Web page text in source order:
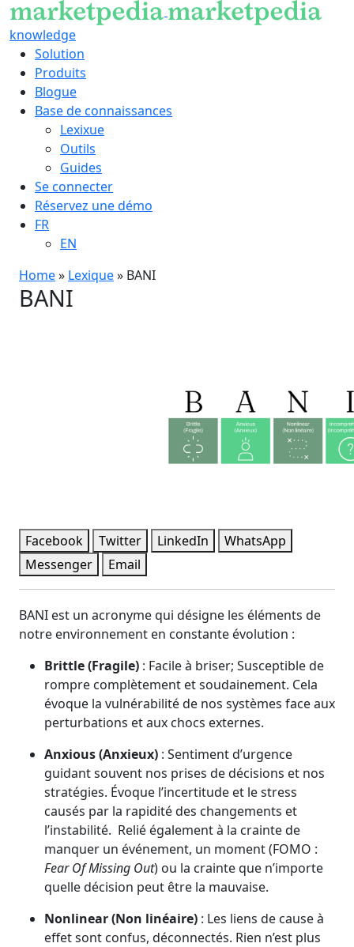
knowledge
Solution
Produits
Blogue
Base de connaissances
Lexixue
Outils
Guides
Se connecter
Réservez une démo
FR
EN
Home» Lexique» BANI
BANI
Facebook Twitter LinkedIn
WhatsApp
Messenger
Email
BANI est un acronyme qui désigne les éléments de
notre environnement en constante évolution :
Brittle (Fragile) : Facile à briser; Susceptible de
rompre complètement et soudainement. Cela
évoque la vulnérabilité de nos systèmes face aux
perturbations et aux chocs externes.
Anxious (Anxieux) : Sentiment d’urgence
guidant souvent nos prises de décisions et nos
stratégies. Évoque l’incertitude et le stress
causés par la rapidité des changements et
l’instabilité. Relié également à la crainte de
manquer un événement, un moment (FOMO :
Fear Of Missing Out) ou la crainte que n’importe
quelle décision peut être la mauvaise.
Nonlinear (Non linéaire) : Les liens de cause à
effet sont confus, déconnectés. Rien n’est plus